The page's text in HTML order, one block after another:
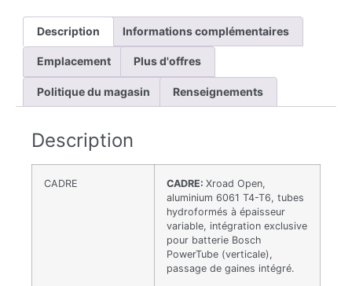
Description Informations complémentaires
Emplacement Plus d'offres
Politique du magasin Renseignements
Description
CADRE CADRE: Xroad Open,
aluminium 6061 T4-T6, tubes
hydroformés à épaisseur
variable, intégration exclusive
pour batterie Bosch
PowerTube (verticale),
passage de gaines intégré.